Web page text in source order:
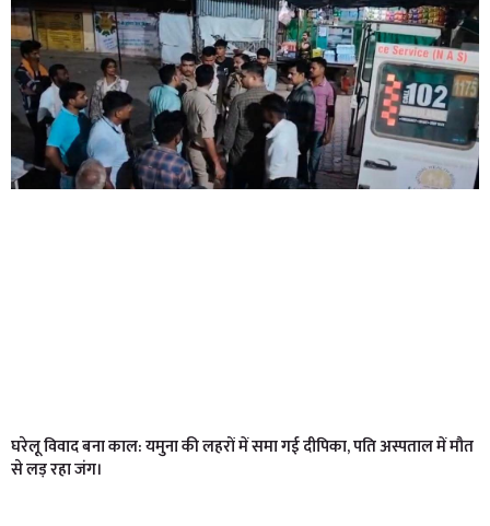
घरेलू विवाद बना काल: यमुना की लहरों में समा गई दीपिका, पति अस्पताल में मौत
से लड़ रहा जंग।